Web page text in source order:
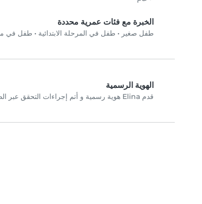
الخبرة مع فئات عمرية محددة
طفل صغير • طفل في المرحلة الابتدائية • طفل في
الهوية الرسمية
قدم Elina هوية رسمية و أتم إجراءات التحقق عبر الصورة الشخصية.